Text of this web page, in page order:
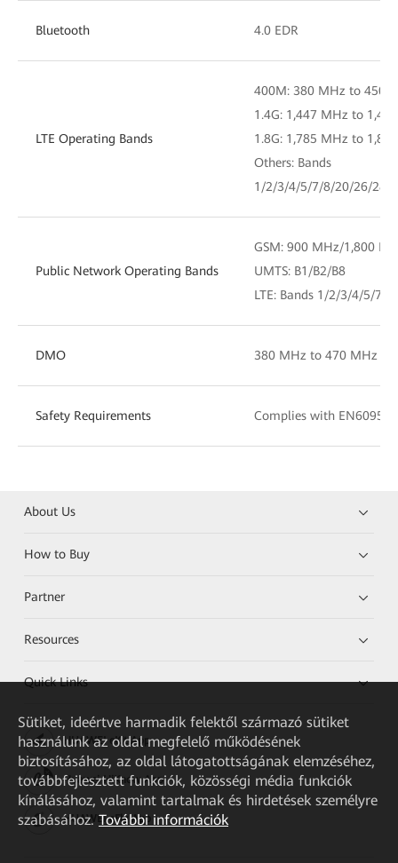
Bluetooth 4.0 EDR
LTE Operating Bands
400M: 380 MHz to 450
1.4G: 1,447 MHz to
1.8G: 1,785 MHz to
Others: Bands
1/2/3/4/5/7/8/20/26/28/
Public Network Operating Bands
GSM: 900 MHz/1,800
UMTS: B1/B2/B8
LTE: Bands 1/2/3/4/5/7/
DMO 380 MHz to 470 MHz
Safety Requirements Complies with EN60950
About Us
How to Buy
Partner
Resources
Quick Links
HUAWEI eKit App
Huawei HiKnow App
HUAWEI eFly App
Sütiket, ideértve harmadik felektől származó sütiket
használunk az oldal megfelelő működésének
biztosításához, az oldal látogatottságának elemzéséhez,
továbbfejlesztett funkciók, közösségi média funkciók
kínálásához, valamint tartalmak és hirdetések személyre
szabásához. További információk